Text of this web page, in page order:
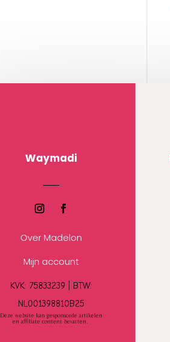
Waymadi
Over Madelon
Mijn account
KVK: 75833239 | BTW:
NL001398810B25
Deze website kan gesponsorde artikelen
en affiliate content bevatten.